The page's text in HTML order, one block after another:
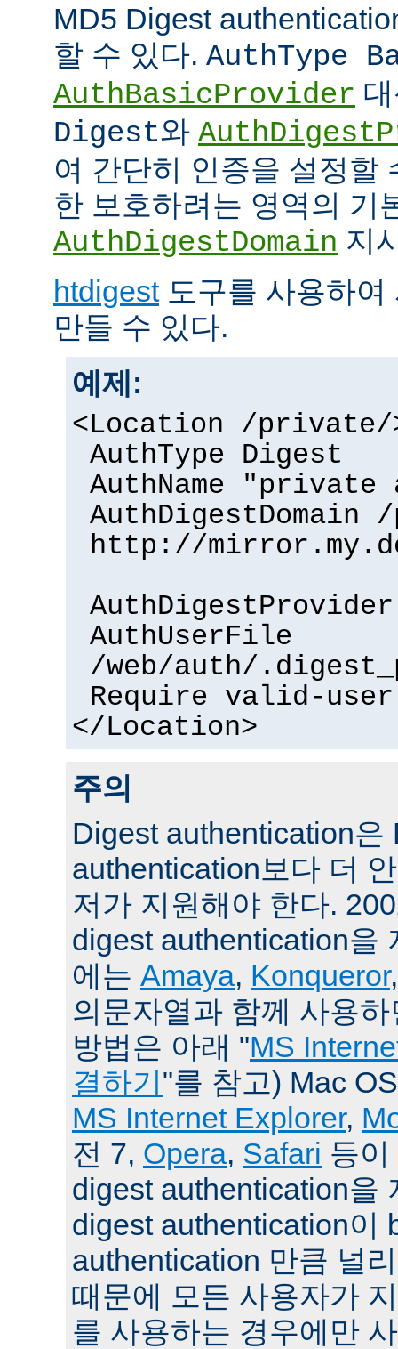
MD5 Digest
할 수 있다. AuthType
AuthBasicProvider
Digest와
여 간단히 인증을 설정할
한 보호하려는 영역의 기
AuthDigestDomain 지
htdigest도구를 사용하여
만들 수 있다.
예제:
<Location /private/
AuthType Digest
AuthName "private
http://
AuthUserFile
/web/auth/
Require valid-user
</Location>
주의
Digest authentication은
authentication보다 더
저가 지원해야 한다.
digest authentication을
에는 Amaya, Konqueror
의문자열과 함께 사용
방법은 아래 "MS
결하기"를 참고) Mac
MS Internet Explorer,
전 7, Opera, Safari 등
digest authentication을
digest authentication이
authentication 만큼 널
때문에 모든 사용자가
를 사용하는 경우에만